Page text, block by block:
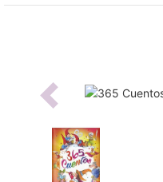
Previous